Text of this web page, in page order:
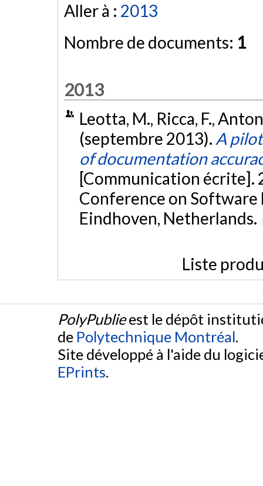
Aller à : 2013
Nombre de documents: 1
2013
Leotta, M., Ricca, F.,
(septembre 2013). A
of documentation
[Communication écrite].
Conference on Software
Eindhoven, Netherlands.
Liste
PolyPublieest le dépôt
de Polytechnique Montréal.
Site développé à l'aide du
EPrints.